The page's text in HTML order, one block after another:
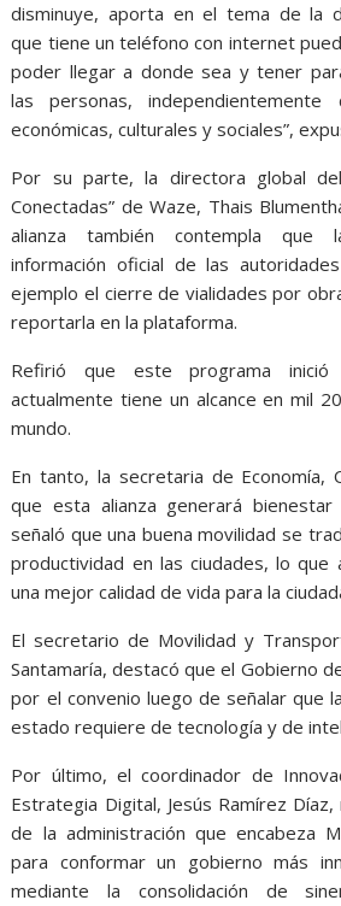
disminuye, aporta en el tema de la
que tiene un teléfono con internet
poder llegar a donde sea y tener
las personas,
económicas, culturales y sociales”,
Por su parte, la directora global del
Conectadas” de Waze, Thais
alianza también contempla que
información oficial de las
ejemplo el cierre de vialidades por
reportarla en la plataforma.
Refirió que este programa
actualmente tiene un alcance en mil
mundo.
En tanto, la secretaria de Economía,
que esta alianza generará
señaló que una buena movilidad se
productividad en las ciudades, lo
una mejor calidad de vida para la
El secretario de Movilidad y
Santamaría, destacó que el Gobierno
por el convenio luego de señalar que
estado requiere de tecnología y de
Por último, el coordinador de
Estrategia Digital, Jesús Ramírez
de la administración que encabeza
para conformar un gobierno más
mediante la consolidación de